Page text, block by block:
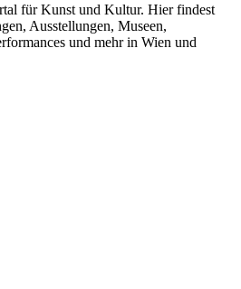
für Kunst und Kultur. Hier findest
Ausstellungen, Museen,
und mehr in Wien und